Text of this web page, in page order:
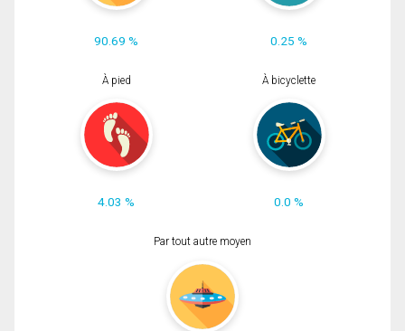
90.69 % 0.25 %
À pied
4.03 %
À bicyclette
0.0 %
Par tout autre moyen